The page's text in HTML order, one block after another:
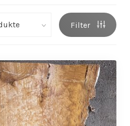
Filter